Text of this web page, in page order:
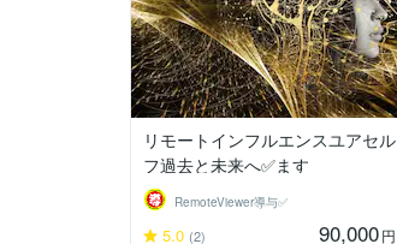
リモートインフルエンスユアセル
フ過去と未来へ✅ます
RemoteViewer導与✅
5.0 (2) 90,000円